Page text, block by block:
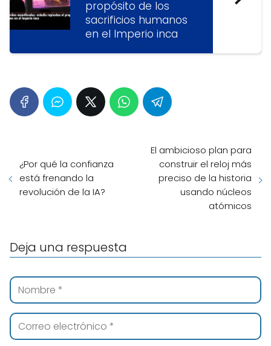
propósito de los
sacrificios humanos
en el Imperio inca
¿Por qué la confianza
está frenando la
revolución de la IA?
El ambicioso plan para
construir el reloj más
preciso de la historia
usando núcleos
atómicos
Deja una respuesta